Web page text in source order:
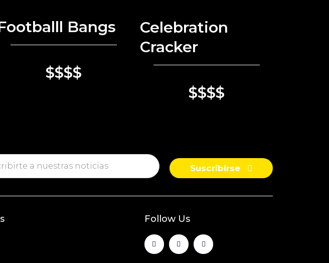
Bangs
$$$$
Celebration
Cracker
$$$$
Suscribirse
Follow Us